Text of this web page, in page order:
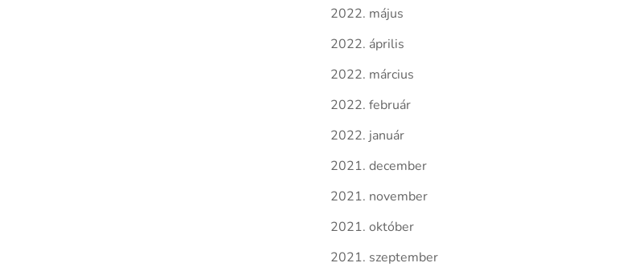
2022. május
2022. április
2022. március
2022. február
2022. január
2021. december
2021. november
2021. október
2021. szeptember